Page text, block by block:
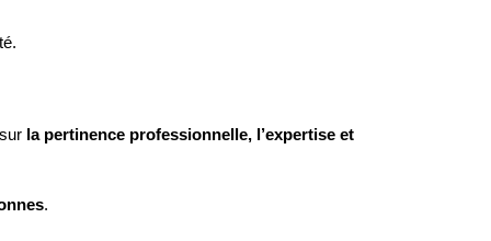
la pertinence professionnelle, l’expertise et
.